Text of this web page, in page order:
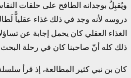
ويُقبِلُ بوجدانه الطافح على حلقات
دروسه لأنه وجد في ذلك غذاء عقلياًّ
‏الغذاء العقلي كان يحمل إجابة عن
ذلك كله أنّ صاحبنا كان في رحلة